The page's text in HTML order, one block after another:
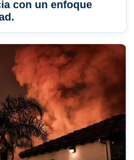
con un enfoque